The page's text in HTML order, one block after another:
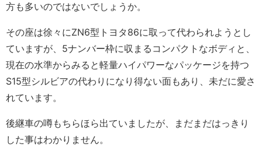
方も多いのではないでしょうか。
その座は徐々にZN6型トヨタ86に取って代わられようとし
ていますが、5ナンバー枠に収まるコンパクトなボディと、
現在の水準からみると軽量ハイパワーなパッケージを持つ
S15型シルビアの代わりになり得ない面もあり、未だに愛さ
れています。
後継車の噂もちらほら出ていましたが、まだまだはっきり
した事はわかりません。